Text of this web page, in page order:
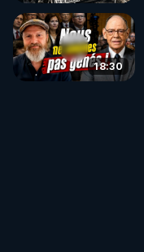
18:30